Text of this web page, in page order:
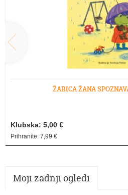
ŽABICA ŽANA
Klubska: 5,00 €
Prihranite: 7,99 €
Moji zadnji ogledi